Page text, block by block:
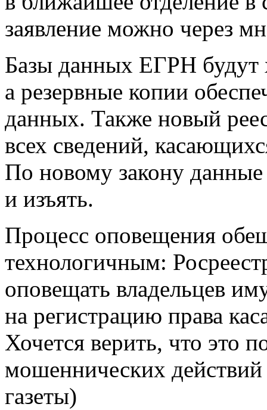
заявление можно через
Базы данных ЕГРН будут
а резервные копии
данных. Также новый
всех сведений,
По новому закону данные
и изъять.
Процесс оповещения
технологичным:
оповещать владельцев
на регистрацию права
Хочется верить, что это
мошеннических
газеты)